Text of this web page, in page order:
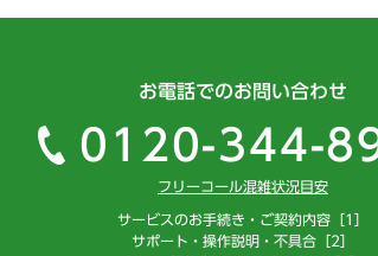
お電話でのお問い合わせ
0120-344-
フリーコール混雑状況目安
サービスのお手続き・ご契約内容［1］
サポート・操作説明・不具合［2］